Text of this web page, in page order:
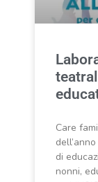
Care
di
nonni,